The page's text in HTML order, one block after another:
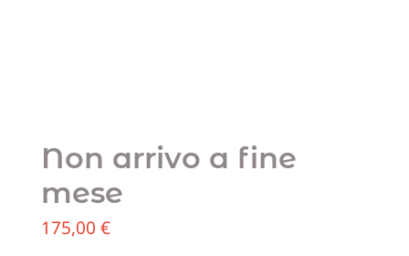
Non arrivo a fine
mese
175,00 €